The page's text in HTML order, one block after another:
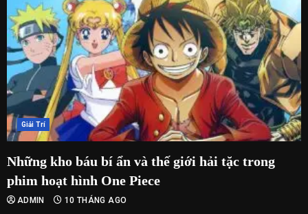
Giải Trí
Những kho báu bí ẩn và thế giới hải tặc trong
phim hoạt hình One Piece
ADMIN 10 THÁNG AGO